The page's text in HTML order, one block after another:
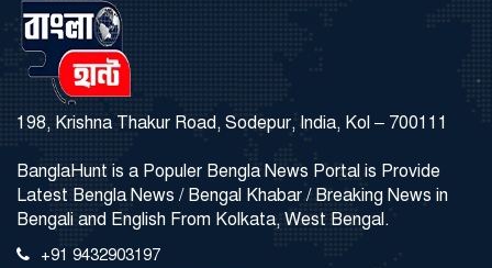
198, Krishna Thakur Road, Sodepur, India, Kol – 700111
BanglaHunt is a Populer Bengla News Portal is Provide
Latest Bengla News / Bengal Khabar / Breaking News in
Bengali and English From Kolkata, West Bengal.
+91 9432903197